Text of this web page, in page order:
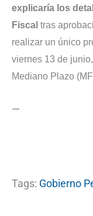
explicaría los
Fiscal tras
realizar un único
viernes 13 de
Mediano Plazo
—
Tags: Gobierno